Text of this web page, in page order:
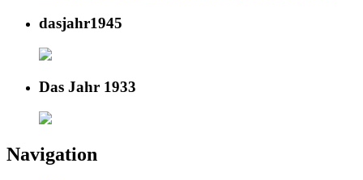
dasjahr1945
Das Jahr 1933
Navigation